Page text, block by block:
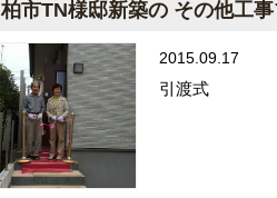
柏市TN様邸新築の その他工
2015.09.17
引渡式